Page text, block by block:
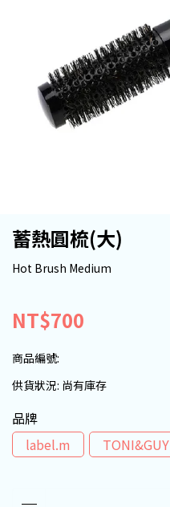
蓄熱圓梳(大)
Hot Brush Medium
NT$700
商品編號:
供貨狀況: 尚有庫存
品牌
label.m
TONI&GUY